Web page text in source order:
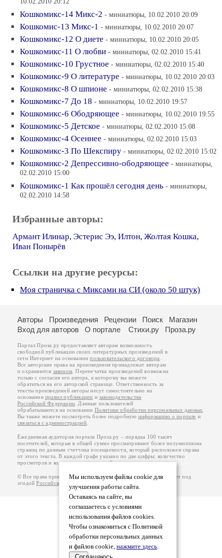
10.02.2010 20:12
Кошкомикс-14 Микс-2 - миниатюры, 10.02.2010 20:09
Кошкомис-13 Микс-1 - миниатюры, 10.02.2010 20:07
Кошкомикс-12 О диете - миниатюры, 10.02.2010 20:05
Кошкомикс-11 О любви - миниатюры, 02.02.2010 15:41
Кошкомикс-10 Грустное - миниатюры, 02.02.2010 15:40
Кошкомикс-9 О литературе - миниатюры, 10.02.2010 20:03
Кошкомикс-8 О шпионе - миниатюры, 02.02.2010 15:38
Кошкомикс-7 До 18 - миниатюры, 10.02.2010 19:57
Кошкомикс-6 Ободряющее - миниатюры, 10.02.2010 19:55
Кошкомикс-5 Детское - миниатюры, 02.02.2010 15:08
Кошкомикс-4 Осеннее - миниатюры, 02.02.2010 15:03
Кошкомикс-3 По Шекспиру - миниатюры, 02.02.2010 15:02
Кошкомикс-2 Депрессивно-ободряющее - миниатюры,
02.02.2010 15:00
Кошкомикс-1 Как прошёл сегодня день - миниатюры,
02.02.2010 14:58
Избранные авторы:
Армант Илинар, Эстерис Ээ, Илтон, Жолтая Кошка,
Иван Понырёв
Ссылки на другие ресурсы:
Моя страничка с Миксами на СИ (около 50 штук)
Мы используем файлы cookie для
улучшения работы сайта.
Оставаясь на сайте, вы
соглашаетесь с условиями
использования файлов cookies.
Чтобы ознакомиться с Политикой
обработки персональных данных
и файлов cookie, нажмите здесь.
Авторы Произведения Рецензии Поиск
Магазин
Вход для авторов
О портале Стихи.ру Проза.ру
Портал Проза.ру предоставляет авторам возможность
свободной публикации своих литературных произведений в
сети Интернет на основаниипользовательского договора.
Все авторские права на произведения принадлежат авторам
и охраняются законом. Перепечатка произведений возможна
только с согласия его автора, к которому вы можете
обратиться на его авторской странице. Ответственность за
тексты произведений авторы несут самостоятельно на
основанииправил публикации изаконодательства
Российской Федерации. Данные пользователей
обрабатываются на основании Политики обработки персональных данных.
Вы также можете посмотреть более подробную информацию о портале и
связаться с администрацией.
Ежедневная аудитория портала Проза.ру – порядка 100 тысяч
посетителей, которые в общей сумме просматривают более полумиллиона
страниц по данным счетчика посещаемости, который расположен справа
от этого текста. В каждой графе указано по две цифры: количество
просмотров и количество посетителей.
© Все права принадлежат авторам, 2000-2026. Портал работает под
эгидойРоссийского союза писателей.